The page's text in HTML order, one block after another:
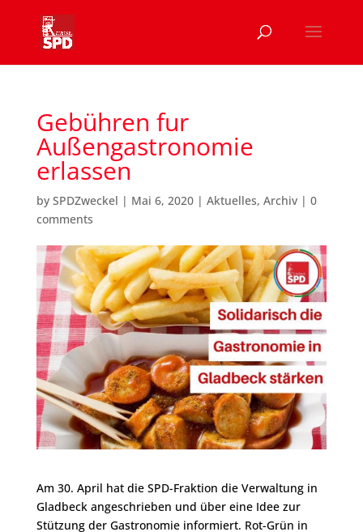
Gebühren fur
Außengastronomie
erlassen
by SPDZweckel | Mai 6, 2020| Aktuelles, Archiv| 0
comments
Am 30. April hat die SPD-Fraktion die Verwaltung in
Gladbeck angeschrieben und über eine Idee zur
Stützung der Gastronomie informiert. Rot-Grün in